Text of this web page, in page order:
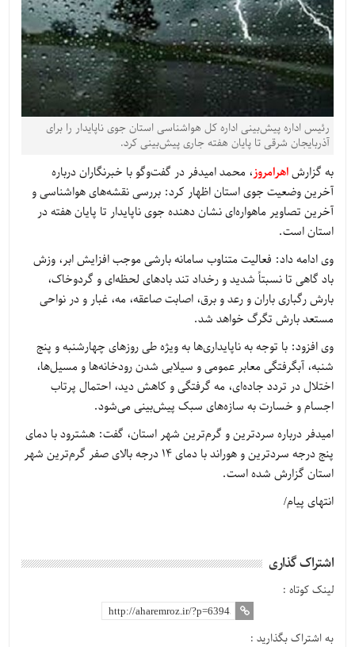
رئیس اداره پیش‌بینی اداره کل هواشناسی استان جوی ناپایدار را برای
آذربایجان شرقی تا پایان هفته‌ جاری پیش‌بینی کرد.
به گزارشاهرامروز، محمد امیدفر در گفت‌وگو با خبرنگاران درباره
آخرین وضعیت جوی استان اظهار کرد: بررسی نقشه‌های هواشناسی و
آخرین تصاویر ماهواره‌ای نشان دهنده جوی ناپایدار تا پایان هفته در
استان است.
وی ادامه داد: فعالیت متناوب سامانه بارشی موجب افزایش ابر، وزش
باد گاهی تا نسبتاً شدید و رخداد تند بادهای لحظه‌ای و گردوخاک،
بارش رگباری باران و رعد و برق، اصابت صاعقه، مه، غبار و در نواحی
مستعد بارش تگرگ خواهد شد.
وی افزود: با توجه به ناپایداری‌ها به ویژه طی روزهای چهارشنبه و پنج
شنبه، آبگرفتگی معابر عمومی و سیلابی شدن رودخانه‌ها و مسیل‌ها،
اختلال در تردد جاده‌ای، مه گرفتگی و کاهش دید، احتمال پرتاب
اجسام و خسارت به سازه‌های سبک پیش‌بینی می‌شود.
امیدفر درباره سردترین و گرم‌ترین شهر استان، گفت: هشترود با دمای
پنج درجه سردترین و هوراند با دمای ۱۴ درجه بالای صفر گرم‌ترین شهر
استان گزارش شده است.
انتهای پیام/
اشتراک گذاری
لینک کوتاه :
به اشتراک بگذارید :